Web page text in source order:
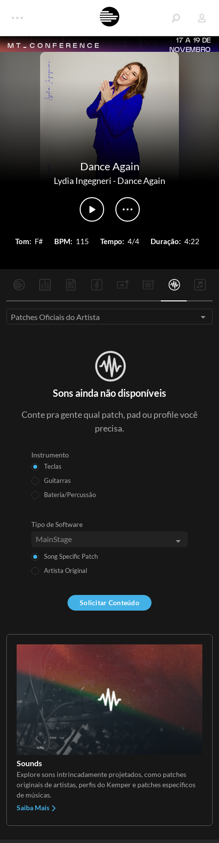
17 A 19 DE
NOVEMBRO
Dance Again
Lydia Ingegneri-Dance Again
Tom: F# BPM: 115 Tempo: 4/4 Duração: 4:22
Sounds
Explore sons intrincadamente projetados, como patches
originais de artistas, perfis do Kemper e patches específicos
de músicas.
Saiba Mais
Patches Oficiais do Artista
Sons ainda não disponíveis
Conte pra gente qual patch, pad ou profile você
precisa.
Instrumento
Teclas
Guitarras
Bateria/Percussão
Tipo de Software
Song Specific Patch
Artista Original
Solicitar Conteúdo